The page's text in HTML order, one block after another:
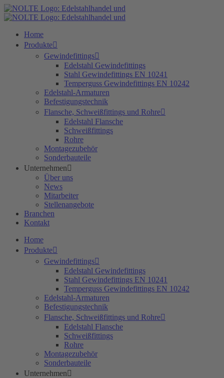
Zum
Inhalt
Home
Produkte
Gewindefittings
Edelstahl Gewindefittings
Stahl Gewindefittings EN 10241
Temperguss Gewindefittings EN 10242
Edelstahl-Armaturen
Befestigungstechnik
Flansche, Schweißfittings und Rohre
Edelstahl Flansche
Schweißfittings
Rohre
Montagezubehör
Sonderbauteile
Unternehmen
Über uns
News
Mitarbeiter
Stellenangebote
Branchen
Kontakt
Home
Produkte
Gewindefittings
Edelstahl Gewindefittings
Stahl Gewindefittings EN 10241
Temperguss Gewindefittings EN 10242
Edelstahl-Armaturen
Befestigungstechnik
Flansche, Schweißfittings und Rohre
Edelstahl Flansche
Schweißfittings
Rohre
Montagezubehör
Sonderbauteile
Unternehmen